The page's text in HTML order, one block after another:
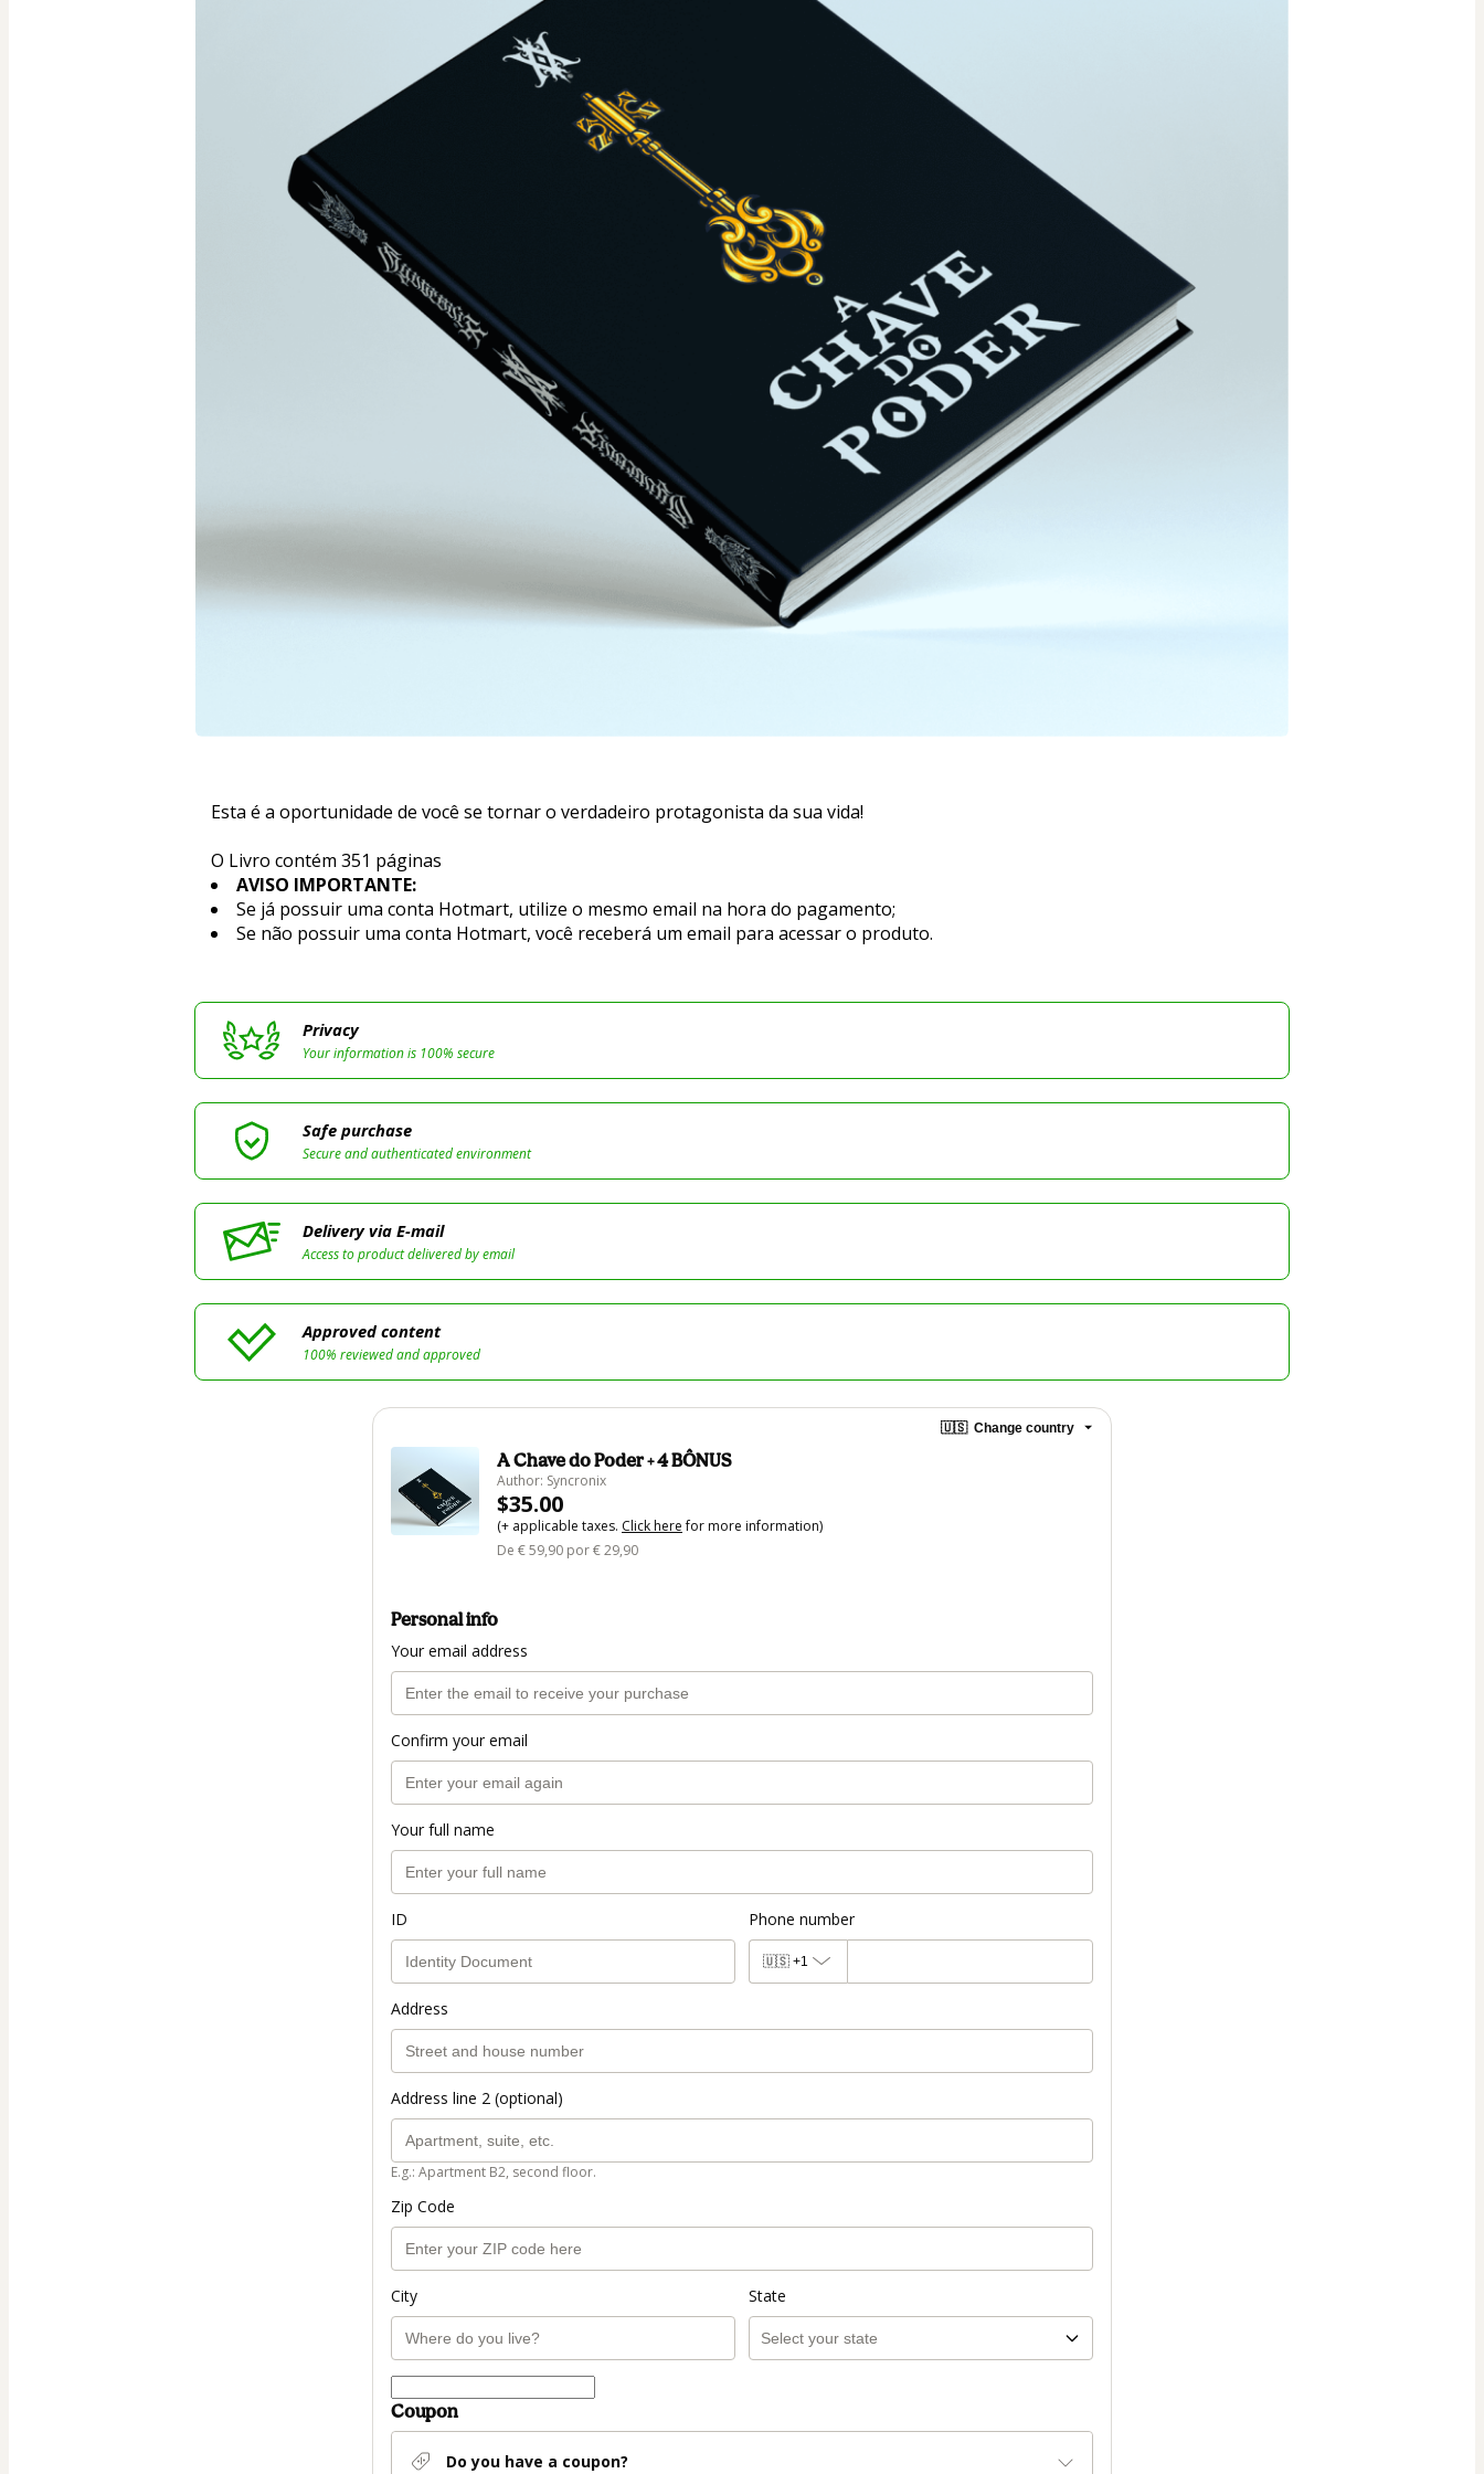
Esta é a oportunidade de você se tornar o verdadeiro protagonista da sua vida!
O Livro contém 351 páginas
AVISO IMPORTANTE:
Se já possuir uma conta Hotmart, utilize o mesmo email na hora do pagamento;
Se não possuir uma conta Hotmart, você receberá um email para acessar o produto.
Privacy
Your information is 100% secure
Safe purchase
Secure and authenticated environment
Delivery via E-mail
Access to product delivered by email
Approved content
100% reviewed and approved
🇺🇸 Change country
A Chave do Poder + 4 BÔNUS
Author: Syncronix
$35.00
(+ applicable taxes. Click herefor more information)
De € 59,90 por € 29,90
Personal info
Your email address
Confirm your email
Your full name
ID Phone number
🇺🇸 +1
Address
Address line 2 (optional)
E.g.: Apartment B2, second floor.
Zip Code
City State
Coupon
Do you have a coupon?